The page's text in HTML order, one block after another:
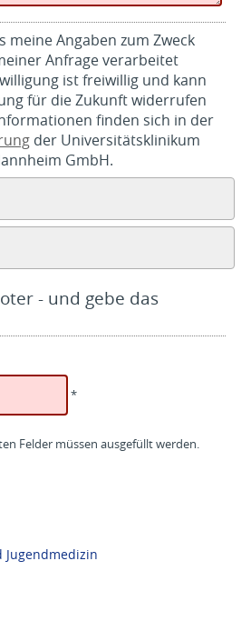
meine Angaben zum Zweck
Anfrage verarbeitet
ist freiwillig und kann
für die Zukunft widerrufen
finden sich in der
der Universitätsklinikum
GmbH.
- und gebe das
*
Felder müssen ausgefüllt werden.